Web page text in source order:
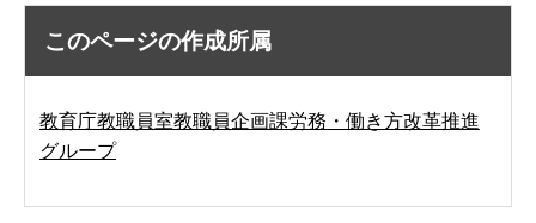
このページの作成所属
教育庁教職員室教職員企画課労務・働き方改革推進
グループ